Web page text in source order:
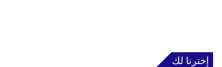
إخترنا لك